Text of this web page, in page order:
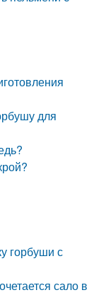
для
горбуши с
сало в